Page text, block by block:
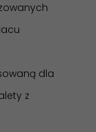
dla
z